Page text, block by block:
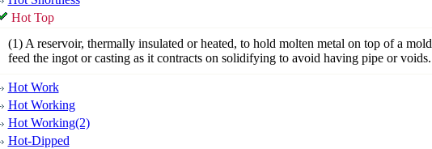
Hot Top
(1) A reservoir, thermally insulated or heated, to hold molten metal on top of a
feed the ingot or casting as it contracts on solidifying to avoid having pipe or voids.
Hot Work
Hot Working
Hot Working(2)
Hot-Dipped